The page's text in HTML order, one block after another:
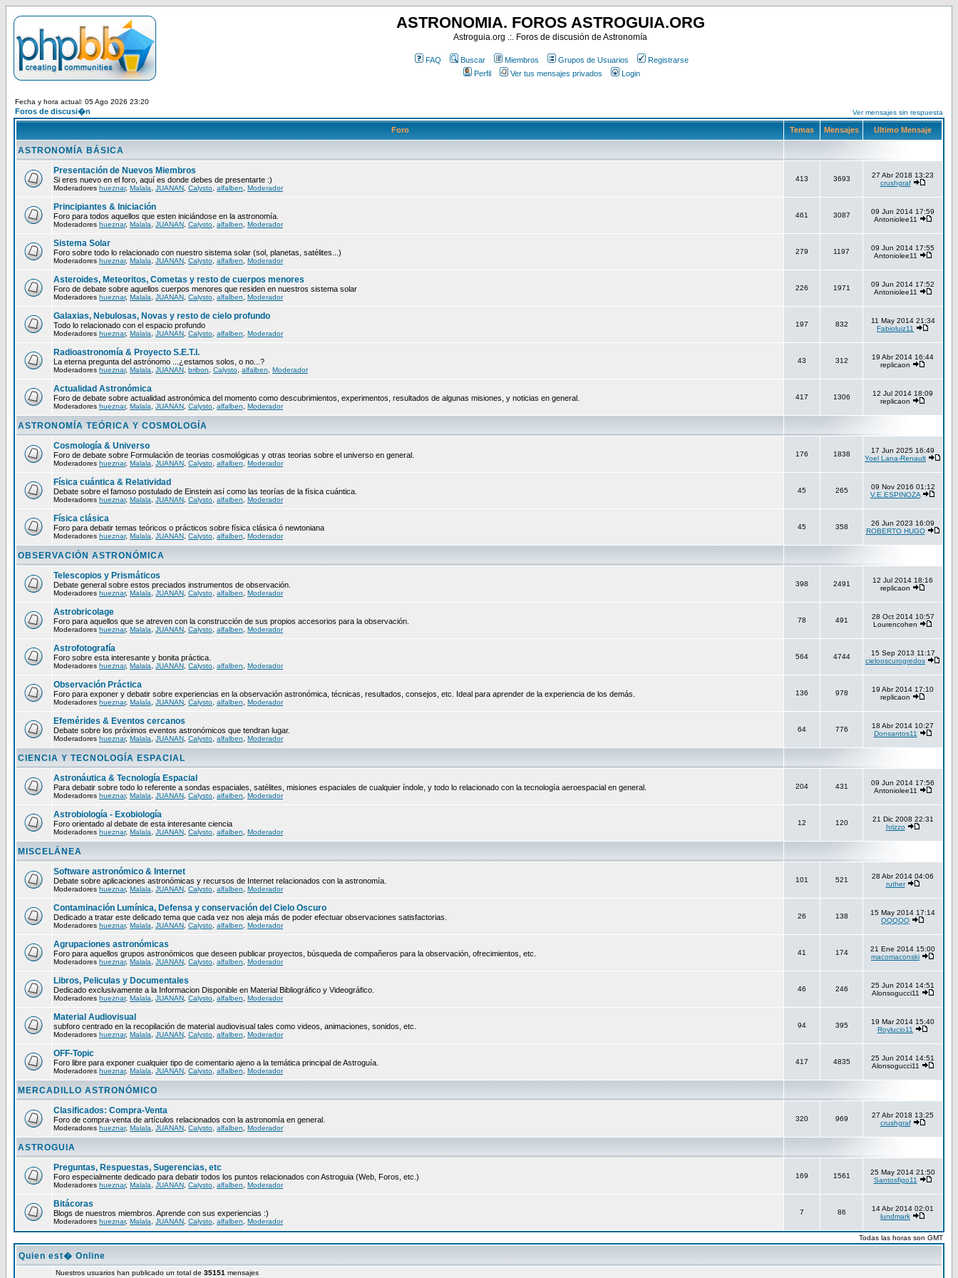
ASTRONOMIA. FOROS ASTROGUIA.ORG
Astroguia.org .:. Foros de discusión de Astronomía
FAQ Buscar Miembros Grupos de Usuarios
Registrarse
Perfil
Ver tus mensajes privados Login
Fecha y hora actual: 05 Ago 2026 23:20
Foros de discusi�n Ver mensajes sin respuesta
Foro Temas Mensajes Ultimo Mensaje
ASTRONOMÍA BÁSICA
Presentación de Nuevos Miembros
Si eres nuevo en el foro, aquí es donde debes de presentarte :)
Moderadores hueznar, Malala JUANAN Calysto alfalben Moderador
413 3693
27 Abr 2018 13:23
crushgraf
Principiantes & Iniciación
Foro para todos aquellos que esten iniciándose en la astronomía.
Moderadores hueznar, Malala JUANAN Calysto alfalben Moderador
461 3087
09 Jun 2014 17:59
Antoniolee11
Sistema Solar
Foro sobre todo lo relacionado con nuestro sistema solar (sol, planetas, satélites...)
Moderadores hueznar, Malala JUANAN Calysto alfalben Moderador
279 1197
09 Jun 2014 17:55
Antoniolee11
Asteroides, Meteoritos, Cometas y resto de cuerpos menores
Foro de debate sobre aquellos cuerpos menores que residen en nuestros sistema solar
Moderadores hueznar, Malala JUANAN Calysto alfalben Moderador
226 1971
09 Jun 2014 17:52
Antoniolee11
Galaxias, Nebulosas, Novas y resto de cielo profundo
Todo lo relacionado con el espacio profundo
Moderadores hueznar, Malala JUANAN Calysto alfalben Moderador
197 832
11 May 2014 21:34
Fabioluiz11
Radioastronomía & Proyecto S.E.T.I.
La eterna pregunta del astrónomo ...¿estamos solos, o no...?
Moderadores hueznar, Malala JUANAN bribon Calysto alfalben Moderador
43 312
19 Abr 2014 16:44
replicaon
Actualidad Astronómica
Foro de debate sobre actualidad astronómica del momento como descubrimientos, experimentos, resultados de algunas misiones, y noticias en general.
Moderadores hueznar, Malala JUANAN Calysto alfalben Moderador
417 1306
12 Jul 2014 18:09
replicaon
ASTRONOMÍA TEÓRICA Y COSMOLOGÍA
Cosmología & Universo
Foro de debate sobre Formulación de teorias cosmológicas y otras teorias sobre el universo en general.
Moderadores hueznar, Malala JUANAN Calysto alfalben Moderador
176 1838
17 Jun 2025 16:49
Yoel Lana-Renault
Física cuántica & Relatividad
Debate sobre el famoso postulado de Einstein así como las teorías de la física cuántica.
Moderadores hueznar, Malala JUANAN Calysto alfalben Moderador
45 265
09 Nov 2016 01:12
V.E.ESPINOZA
Física clásica
Foro para debatir temas teóricos o prácticos sobre física clásica ó newtoniana
Moderadores hueznar, Malala JUANAN Calysto alfalben Moderador
45 358
26 Jun 2023 16:09
ROBERTO HUGO
OBSERVACIÓN ASTRONÓMICA
Telescopios y Prismáticos
Debate general sobre estos preciados instrumentos de observación.
Moderadores hueznar, Malala JUANAN Calysto alfalben Moderador
398 2491
12 Jul 2014 18:16
replicaon
Astrobricolage
Foro para aquellos que se atreven con la construcción de sus propios accesorios para la observación.
Moderadores hueznar, Malala JUANAN Calysto alfalben Moderador
78 491
28 Oct 2014 10:57
Lourencohen
Astrofotografía
Foro sobre esta interesante y bonita práctica.
Moderadores hueznar, Malala JUANAN Calysto alfalben Moderador
564 4744
15 Sep 2013 11:17
cielooscurogredos
Observación Práctica
Foro para exponer y debatir sobre experiencias en la observación astronómica, técnicas, resultados, consejos, etc. Ideal para aprender de la experiencia de los demás.
Moderadores hueznar, Malala JUANAN Calysto alfalben Moderador
136 978
19 Abr 2014 17:10
replicaon
Efemérides & Eventos cercanos
Debate sobre los próximos eventos astronómicos que tendran lugar.
Moderadores hueznar, Malala JUANAN Calysto alfalben Moderador
64 776
18 Abr 2014 10:27
Donsantos11
CIENCIA Y TECNOLOGÍA ESPACIAL
Astronáutica & Tecnología Espacial
Para debatir sobre todo lo referente a sondas espaciales, satélites, misiones espaciales de cualquier índole, y todo lo relacionado con la tecnología aeroespacial en general.
Moderadores hueznar, Malala JUANAN Calysto alfalben Moderador
204 431
09 Jun 2014 17:56
Antoniolee11
Astrobiología - Exobiología
Foro orientado al debate de esta interesante ciencia
Moderadores hueznar, Malala JUANAN Calysto alfalben Moderador
12 120
21 Dic 2008 22:31
hrizzo
MISCELÁNEA
Software astronómico & Internet
Debate sobre aplicaciones astronómicas y recursos de Internet relacionados con la astronomía.
Moderadores hueznar, Malala JUANAN Calysto alfalben Moderador
101 521
28 Abr 2014 04:06
ruther
Contaminación Lumínica, Defensa y conservación del Cielo Oscuro
Dedicado a tratar este delicado tema que cada vez nos aleja más de poder efectuar observaciones satisfactorias.
Moderadores hueznar, Malala JUANAN Calysto alfalben Moderador
26 138
15 May 2014 17:14
QQQQQ
Agrupaciones astronómicas
Foro para aquellos grupos astronómicos que deseen publicar proyectos, búsqueda de compañeros para la observación, ofrecimientos, etc.
Moderadores hueznar, Malala JUANAN Calysto alfalben Moderador
41 174
21 Ene 2014 15:00
macomaconski
Libros, Peliculas y Documentales
Dedicado exclusivamente a la Informacion Disponible en Material Bibliográfico y Videográfico.
Moderadores hueznar, Malala JUANAN Calysto alfalben Moderador
46 246
25 Jun 2014 14:51
Alonsogucci11
Material Audiovisual
subforo centrado en la recopilación de material audiovisual tales como videos, animaciones, sonidos, etc.
Moderadores hueznar, Malala JUANAN Calysto alfalben Moderador
94 395
19 Mar 2014 15:40
Roylucio11
OFF-Topic
Foro libre para exponer cualquier tipo de comentario ajeno a la temática principal de Astroguía.
Moderadores hueznar, Malala JUANAN Calysto alfalben Moderador
417 4835
25 Jun 2014 14:51
Alonsogucci11
MERCADILLO ASTRONÓMICO
Clasificados: Compra-Venta
Foro de compra-venta de artículos relacionados con la astronomía en general.
Moderadores hueznar, Malala JUANAN Calysto alfalben Moderador
320 969
27 Abr 2018 13:25
crushgraf
ASTROGUIA
Preguntas, Respuestas, Sugerencias, etc
Foro especialmente dedicado para debatir todos los puntos relacionados con Astroguia (Web, Foros, etc.)
Moderadores hueznar, Malala JUANAN Calysto alfalben Moderador
169 1561
25 May 2014 21:50
Santosfigo11
Bitácoras
Blogs de nuestros miembros. Aprende con sus experiencias :)
Moderadores hueznar, Malala JUANAN Calysto alfalben Moderador
7 86
14 Abr 2014 02:01
lundmark
Todas las horas son GMT
Quien est� Online
Nuestros usuarios han publicado un total de 35151 mensajes